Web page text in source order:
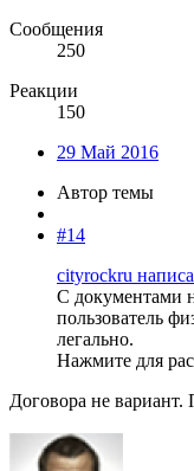
Сообщения
250
Реакции
150
29 Май 2016
Автор темы
#14
cityrockru
С документами
пользователь
легально.
Нажмите для
Договора не